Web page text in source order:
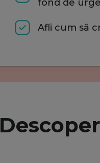
fond de
Afli cum să